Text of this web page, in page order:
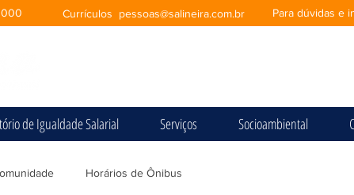
Currículos pessoas@salineira.com.br Para dúvidas e
de Igualdade Salarial Serviços Socioambiental
Horários de Ônibus